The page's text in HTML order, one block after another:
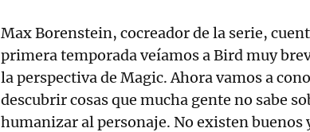
Max Borenstein, cocreador de la serie,
primera temporada veíamos a Bird muy
la perspectiva de Magic. Ahora vamos a
descubrir cosas que mucha gente no sabe
humanizar al personaje. No existen buenos